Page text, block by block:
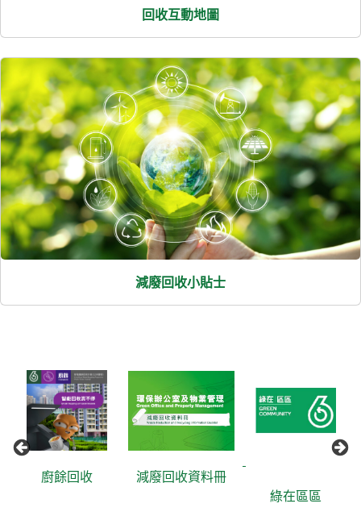
回收互動地圖
減廢回收小貼士
廚餘回收
減廢回收資料冊
綠在區區